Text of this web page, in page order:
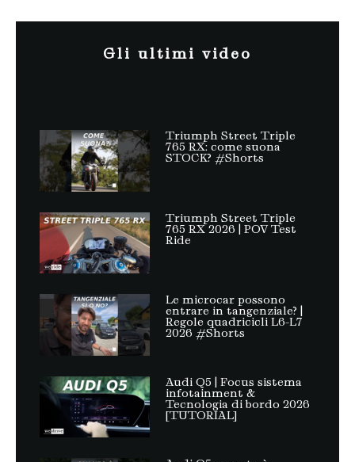
Gli ultimi video
Triumph Street Triple
765 RX: come suona
STOCK? #Shorts
Triumph Street Triple
765 RX 2026 | POV Test
Ride
Le microcar possono
entrare in tangenziale? |
Regole quadricicli L6-L7
2026 #Shorts
Audi Q5 | Focus sistema
infotainment &
Tecnologia di bordo 2026
[TUTORIAL]